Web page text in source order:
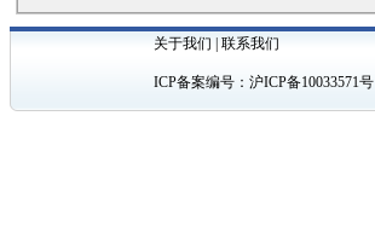
关于我们 |联系我们
ICP备案编号：沪ICP备10033571号